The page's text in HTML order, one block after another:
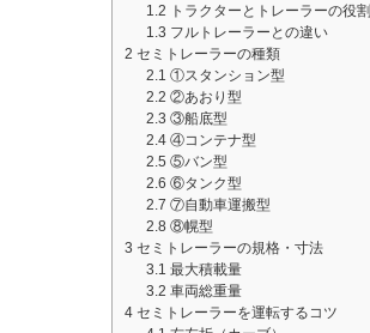
1.2 トラクターとトレーラーの役割
1.3 フルトレーラーとの違い
2 セミトレーラーの種類
2.1 ①スタンション型
2.2 ②あおり型
2.3 ③船底型
2.4 ④コンテナ型
2.5 ⑤バン型
2.6 ⑥タンク型
2.7 ⑦自動車運搬型
2.8 ⑧幌型
3 セミトレーラーの規格・寸法
3.1 最大積載量
3.2 車両総重量
4 セミトレーラーを運転するコツ